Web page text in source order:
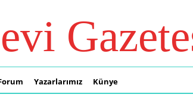
Yazarlarımız Künye